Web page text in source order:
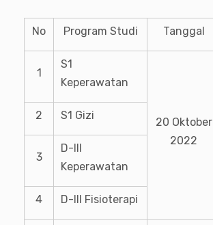
No Program Studi Tanggal
1
S1
Keperawatan
20 Oktober
2022
2 S1 Gizi
3
D-III
Keperawatan
4 D-III Fisioterapi